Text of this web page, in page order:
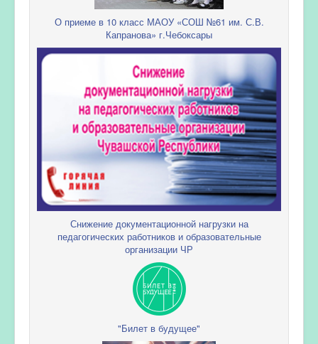
О приеме в 10 класс МАОУ «СОШ №61 им. С.В.
Капранова» г.Чебоксары
Снижение документационной нагрузки на
педагогических работников и образовательные
организации ЧР
"Билет в будущее"